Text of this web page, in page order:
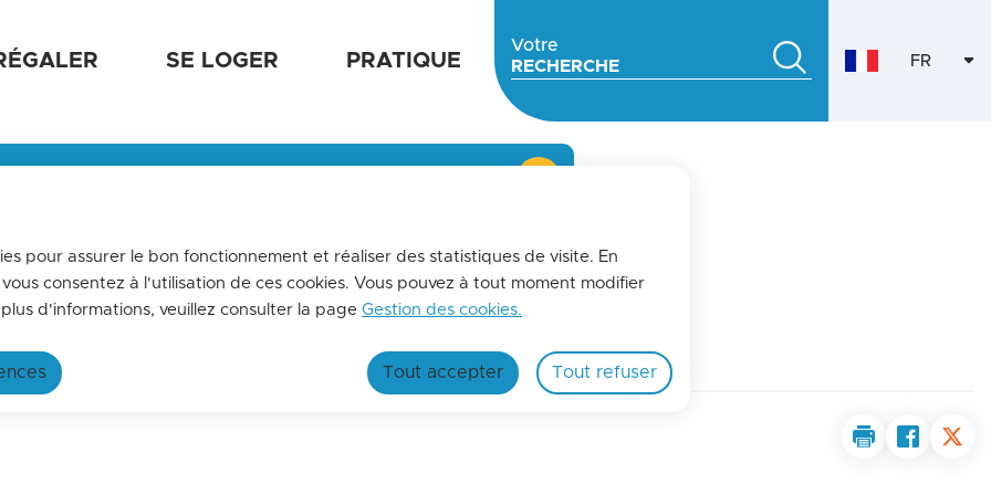
pour assurer le bon fonctionnement et réaliser des statistiques de visite. En
consentez à l'utilisation de ces cookies. Vous pouvez à tout moment modifier
d'informations, veuillez consulter la page Gestion des cookies.
Tout accepter Tout refuser
principal
vous à la lettre d'information de l'office de tourisme !
plus
tourisme
SE LOGER PRATIQUE
Votre
RECHERCHE
FR
Imprimer la
Partager